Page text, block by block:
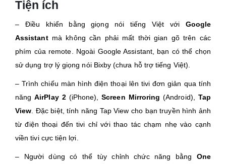
Tiện ích
– Điều khiển bằng giọng nói tiếng Việt với Google
Assistantmà không cần phải mất thời gian gõ trên các
phím của remote. Ngoài Google Assistant, bạn có thể chọn
sử dụng trợ lý giọng nói Bixby (chưa hỗ trợ tiếng Việt).
– Trình chiếu màn hình điện thoại lên ​tivi đơn giản qua tính
năngAirPlay 2(iPhone),Screen Mirroring (Android), Tap
View. Đặc biệt, tính năng Tap View cho bạn truyền hình ảnh
từ điện thoại đến tivi chỉ với thao tác chạm nhẹ vào cạnh
viền tivi cực tiện lợi.
– Người dùng có thể tùy chỉnh chức năng bằng One